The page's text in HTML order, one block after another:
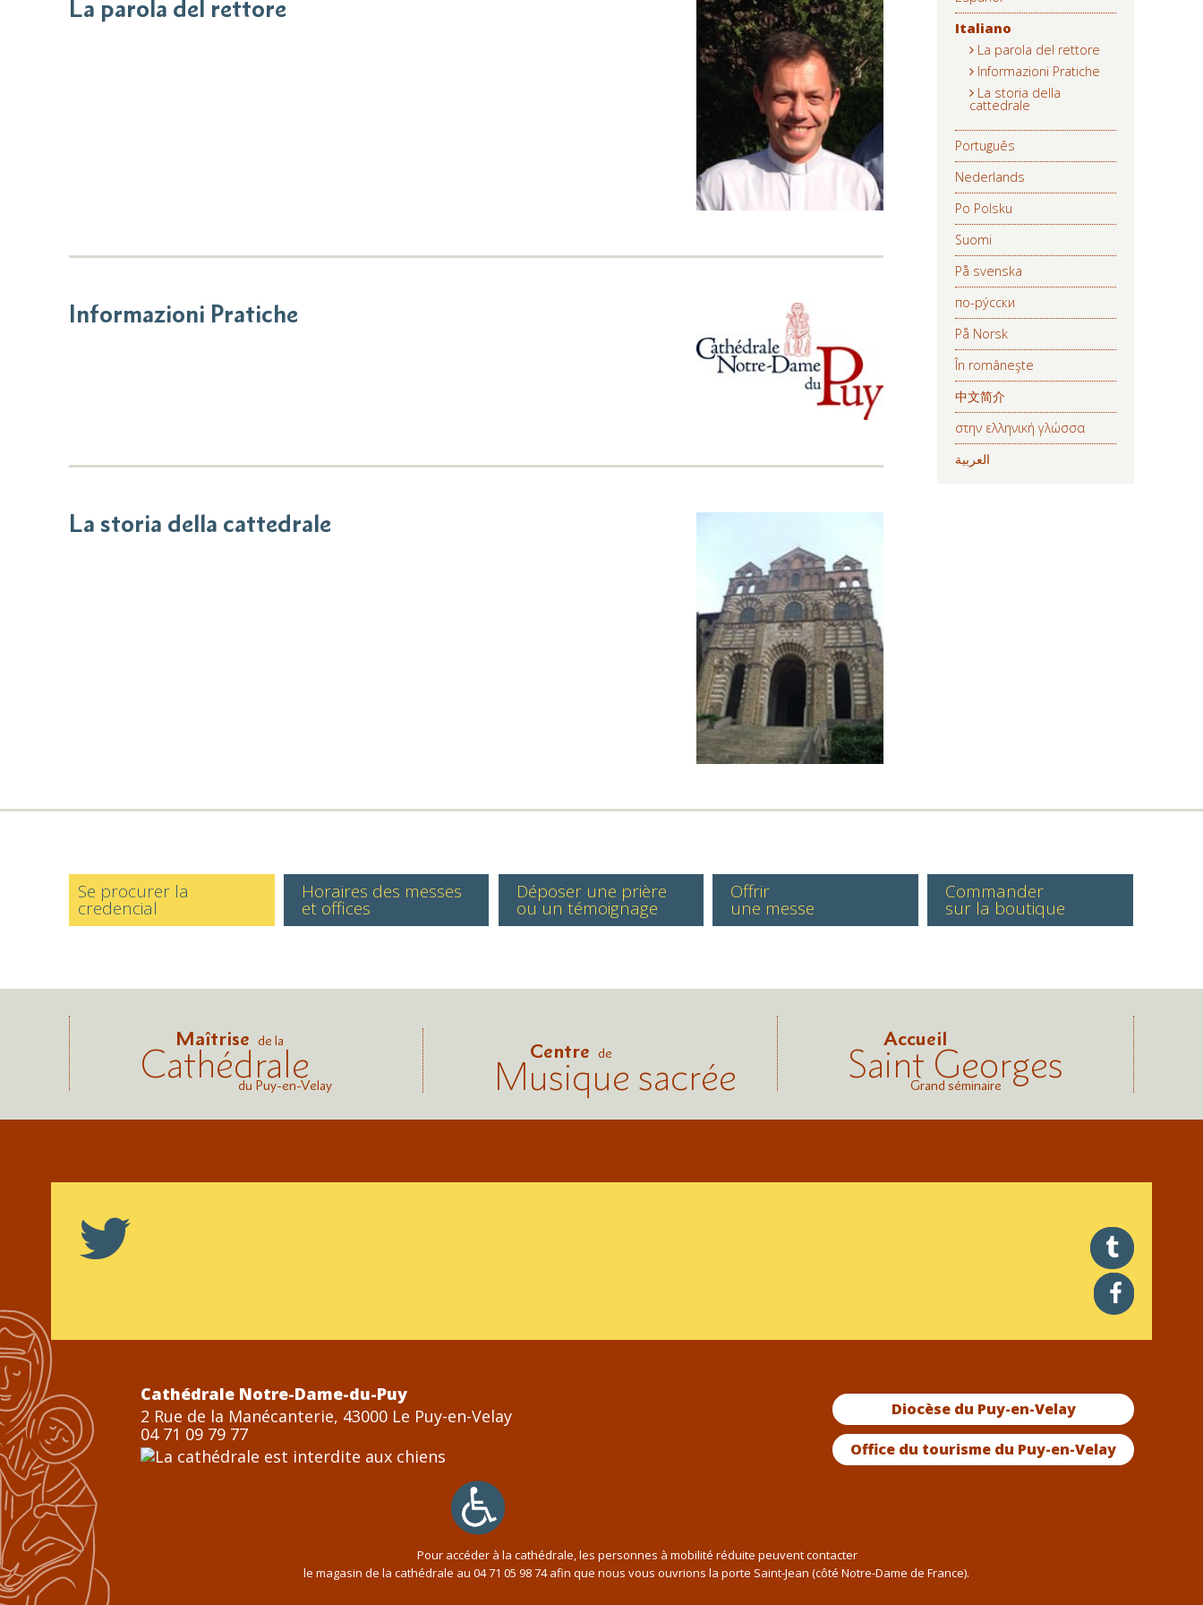
Italiano
La parola del rettore
Informazioni Pratiche
La storia della
cattedrale
Português
Nederlands
Po Polsku
Suomi
På svenska
по-ру́сски
På Norsk
În româneşte
中文简介
στην ελληνική γλώσσα
العربية
La parola del rettore
Informazioni Pratiche
La storia della cattedrale
Se procurer la
credencial
Horaires des messes
et offices
Déposer une prière
ou un témoignage
Offrir
une messe
Commander
sur la boutique
Maîtrise de la
Cathédrale
du Puy-en-Velay
Centre de
Musique sacrée
Accueil
Saint Georges
Grand séminaire
twitter
facebook
Diocèse du Puy-en-Velay
Office du tourisme du Puy-en-Velay
Cathédrale Notre-Dame-du-Puy
2 Rue de la Manécanterie, 43000 Le Puy-en-Velay
04 71 09 79 77
Pour accéder à la cathédrale, les personnes à mobilité réduite peuvent contacter
le magasin de la cathédrale au 04 71 05 98 74afin que nous vous ouvrions la porte Saint-Jean (côté Notre-Dame de France).